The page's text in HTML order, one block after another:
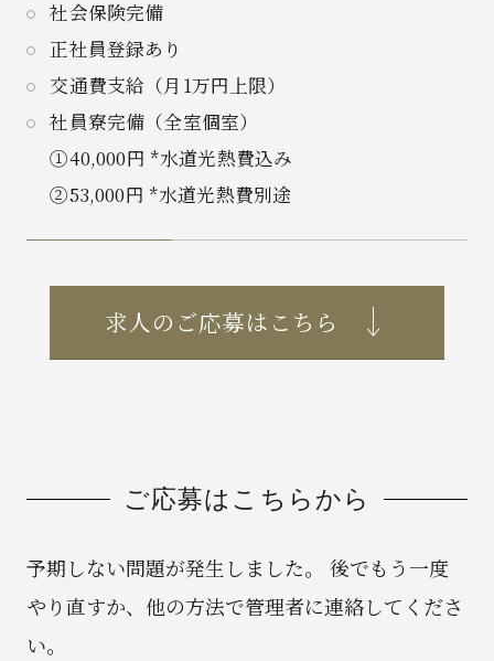
社会保険完備
正社員登録あり
交通費支給（月1万円上限）
社員寮完備（全室個室）
①40,000円 *水道光熱費込み
②53,000円 *水道光熱費別途
求人のご応募はこちら
ご応募はこちらから
予期しない問題が発生しました。 後でもう一度
やり直すか、他の方法で管理者に連絡してくださ
い。